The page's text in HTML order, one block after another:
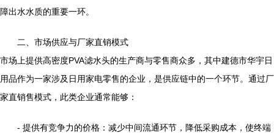
障出水水质的重要一环。
二、市场供应与厂家直销模式
市场上提供高密度PVA滤水头的生产商与零售商众多，其中建德市华宇日
用品作为一家涉及日用家电零售的企业，是供应链中的一个环节。通过厂
家直销售模式，此类企业通常能够：
- 提供有竞争力的价格：减少中间流通环节，降低采购成本，使终端